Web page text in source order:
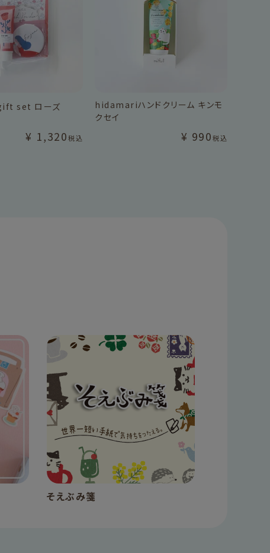
set ローズ
¥ 1,320税込
hidamariハンドクリーム キンモ
クセイ
¥ 990税込
そえぶみ箋